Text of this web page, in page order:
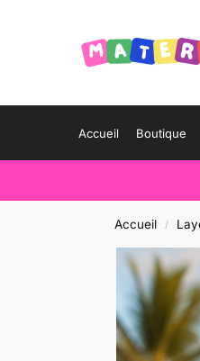
Accueil Boutique
Accueil /